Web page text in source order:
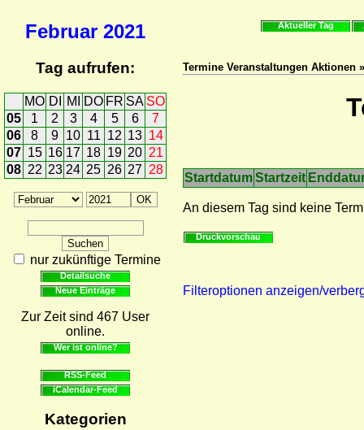
Februar 2021
Tag aufrufen:
MO DI MI DO FR SA SO
05
1 2 3 4 5 6
7
06
8 9 10 11 12 13 14
07 15 16 17 18 19 20 21
08 22 23 24 25 26 27 28
nur zukünftige Termine
Detailsuche
Neue Einträge
Zur Zeit sind 467 User
online.
Wer ist online?
RSS-Feed
iCalendar-Feed
Kategorien
Aktueller Tag
Termine Veranstaltungen Aktionen
StartdatumStartzeit
An diesem Tag sind keine
Druckvorschau
Filteroptionen anzeigen/